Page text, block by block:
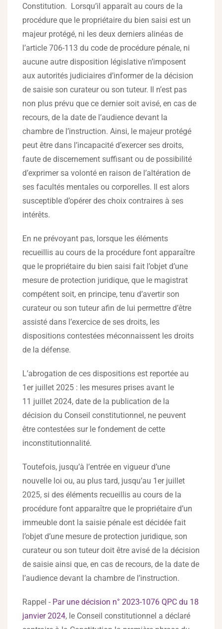
Constitution. Lorsqu’il apparaît au cours de la
procédure que le propriétaire du bien saisi est un
majeur protégé, ni les deux derniers alinéas de
l’article 706-113 du code de procédure pénale, ni
aucune autre disposition législative n’imposent
aux autorités judiciaires d’informer de la décision
de saisie son curateur ou son tuteur. Il n’est pas
non plus prévu que ce dernier soit avisé, en cas de
recours, de la date de l’audience devant la
chambre de l’instruction. Ainsi, le majeur protégé
peut être dans l’incapacité d’exercer ses droits,
faute de discernement suffisant ou de possibilité
d’exprimer sa volonté en raison de l’altération de
ses facultés mentales ou corporelles. Il est alors
susceptible d’opérer des choix contraires à ses
intérêts.
En ne prévoyant pas, lorsque les éléments
recueillis au cours de la procédure font apparaître
que le propriétaire du bien saisi fait l’objet d’une
mesure de protection juridique, que le magistrat
compétent soit, en principe, tenu d’avertir son
curateur ou son tuteur afin de lui permettre d’être
assisté dans l’exercice de ses droits, les
dispositions contestées méconnaissent les droits
de la défense.
L’abrogation de ces dispositions est reportée au
1er juillet 2025 : les mesures prises avant le
11 juillet 2024, date de la publication de la
décision du Conseil constitutionnel, ne peuvent
être contestées sur le fondement de cette
inconstitutionnalité.
Toutefois, jusqu’à l’entrée en vigueur d’une
nouvelle loi ou, au plus tard, jusqu’au 1er juillet
2025, si des éléments recueillis au cours de la
procédure font apparaître que le propriétaire d’un
immeuble dont la saisie pénale est décidée fait
l’objet d’une mesure de protection juridique, son
curateur ou son tuteur doit être avisé de la décision
de saisie ainsi que, en cas de recours, de la date de
l’audience devant la chambre de l’instruction.
Rappel - Par une décision n° 2023-1076 QPC du 18
janvier 2024, le Conseil constitutionnel a déclaré